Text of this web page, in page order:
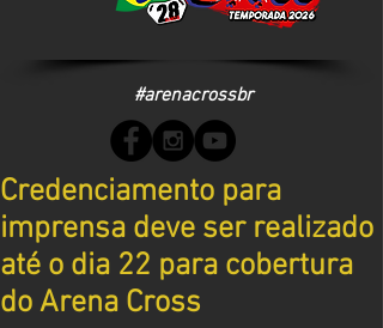
#arenacrossbr
Credenciamento para
imprensa deve ser realizado
até o dia 22 para cobertura
do Arena Cross